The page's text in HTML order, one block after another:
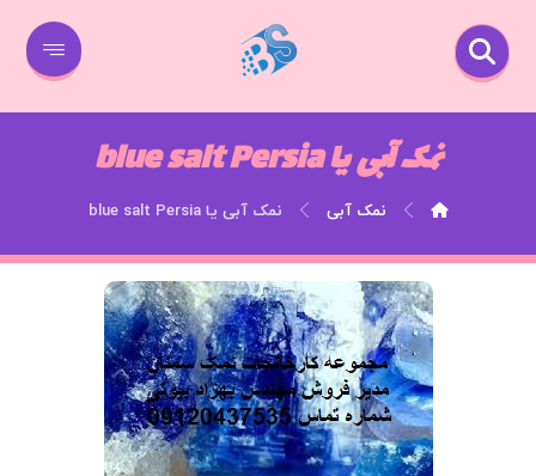
نمک آبی یا blue salt Persia
نمک آبی نمک آبی یا blue salt Persia